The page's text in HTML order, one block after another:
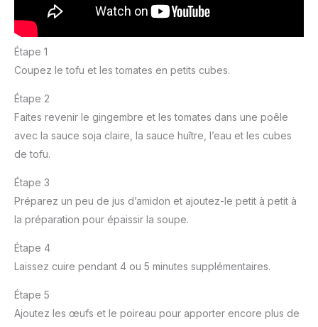
Étape 1
Coupez le tofu et les tomates en petits cubes.
Étape 2
Faites revenir le gingembre et les tomates dans une poêle
avec la sauce soja claire, la sauce huître, l’eau et les cubes
de tofu.
Étape 3
Préparez un peu de jus d’amidon et ajoutez-le petit à petit à
la préparation pour épaissir la soupe.
Étape 4
Laissez cuire pendant 4 ou 5 minutes supplémentaires.
Étape 5
Ajoutez les œufs et le poireau pour apporter encore plus de